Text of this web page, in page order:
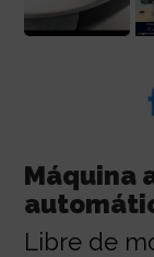
Máquina
Libre de